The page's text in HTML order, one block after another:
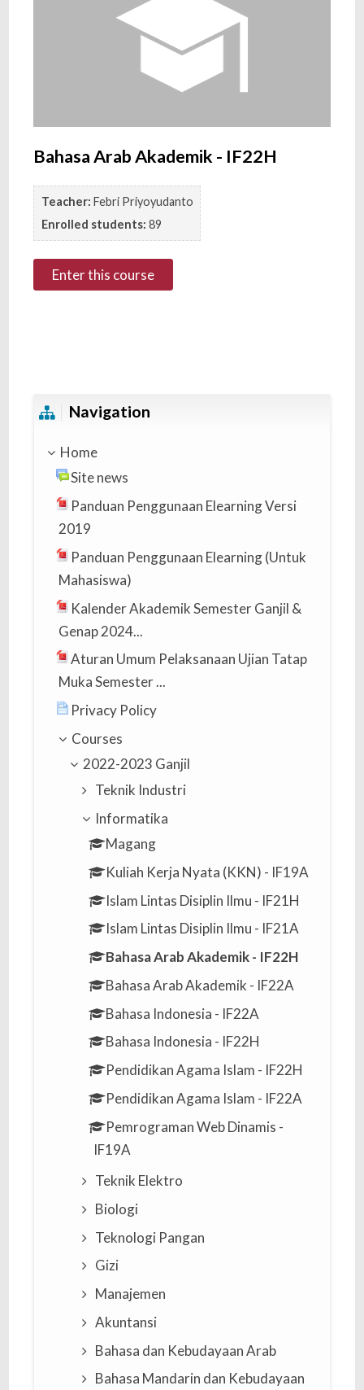
Bahasa Arab Akademik - IF22H
Teacher: Febri Priyoyudanto
Enrolled students: 89
Enter this course
Skip Navigation
Navigation
Home
Site news
Panduan Penggunaan Elearning Versi
2019
Panduan Penggunaan Elearning (Untuk
Mahasiswa)
Kalender Akademik Semester Ganjil &
Genap 2024...
Aturan Umum Pelaksanaan Ujian Tatap
Muka Semester ...
Privacy Policy
Courses
2022-2023 Ganjil
Teknik Industri
Informatika
Magang
Kuliah Kerja Nyata (KKN) - IF19A
Islam Lintas Disiplin Ilmu - IF21H
Islam Lintas Disiplin Ilmu - IF21A
Bahasa Arab Akademik - IF22H
Bahasa Arab Akademik - IF22A
Bahasa Indonesia - IF22A
Bahasa Indonesia - IF22H
Pendidikan Agama Islam - IF22H
Pendidikan Agama Islam - IF22A
Pemrograman Web Dinamis -
IF19A
Teknik Elektro
Biologi
Teknologi Pangan
Gizi
Manajemen
Akuntansi
Bahasa dan Kebudayaan Arab
Bahasa Mandarin dan Kebudayaan